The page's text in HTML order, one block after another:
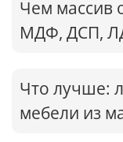
Чем массив
МДФ, ДСП,
Что лучше:
мебели из